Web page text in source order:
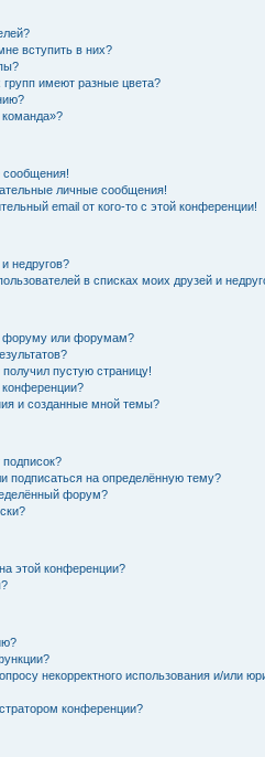
вступить в них?
имеют разные цвета?
сообщения!
личные сообщения!
email от кого-то с этой конференции!
недругов?
в списках моих друзей и
форуму или форумам?
получил пустую страницу!
конференции?
и созданные мной темы?
подписаться на определённую тему?
форум?
этой конференции?
некорректного использования и/или
конференции?